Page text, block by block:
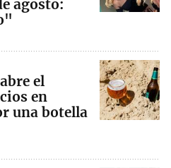
agosto:
el
en
una botella